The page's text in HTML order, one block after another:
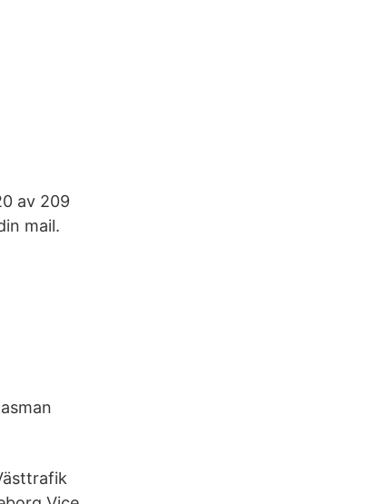
av 209
mail.